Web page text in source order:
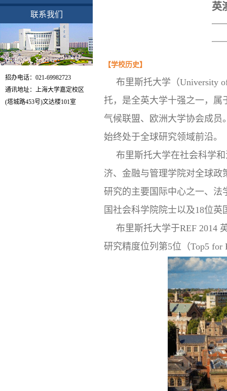
联系我们
招办电话：021-69982723
通讯地址：上海大学嘉定校区
(塔城路453号)文达楼101室
英
【学校历史】
布里斯托大学（University
托，是全英大学十强之一，属
气候联盟、欧洲大学协会成员
始终处于全球研究领域前沿。
布里斯托大学在社会科学
济、金融与管理学院对全球
研究的主要国际中心之一、法
国社会科学院院士以及18位
布里斯托大学于REF 2014
研究精度位列第5位（Top5 for